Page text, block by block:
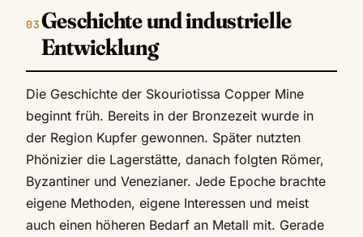
Geschichte und industrielle
Entwicklung
Die Geschichte der Skouriotissa Copper Mine
beginnt früh. Bereits in der Bronzezeit wurde in
der Region Kupfer gewonnen. Später nutzten
Phönizier die Lagerstätte, danach folgten Römer,
Byzantiner und Venezianer. Jede Epoche brachte
eigene Methoden, eigene Interessen und meist
auch einen höheren Bedarf an Metall mit. Gerade